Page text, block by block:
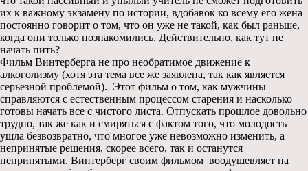
их к важному экзамену по истории, вдобавок ко всему его жена
постоянно говорит о том, что он уже не такой, как был раньше,
когда они только познакомились. Действительно, как тут не
начать пить?
Фильм Винтерберга не про необратимое движение к
алкоголизму (хотя эта тема все же заявлена, так как является
серьезной проблемой). Этот фильм о том, как мужчины
справляются с естественным процессом старения и насколько
готовы начать все с чистого листа. Отпускать прошлое довольно
трудно, так же как и смиряться с фактом того, что молодость
ушла безвозвратно, что многое уже невозможно изменить, а
непринятые решения, скорее всего, так и останутся
непринятыми. Винтерберг своим фильмом воодушевляет на